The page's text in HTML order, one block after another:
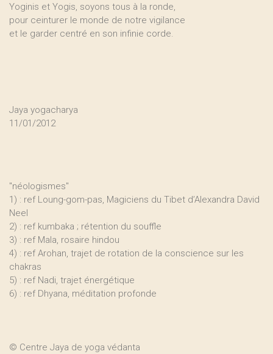
Yoginis et Yogis, soyons tous à la ronde,
pour ceinturer le monde de notre vigilance
et le garder centré en son infinie corde.
Jaya yogacharya
11/01/2012
"néologismes"
1) : ref Loung-gom-pas, Magiciens du Tibet d’Alexandra David
Neel
2) : ref kumbaka ; rétention du souffle
3) : ref Mala, rosaire hindou
4) : ref Arohan, trajet de rotation de la conscience sur les
chakras
5) : ref Nadi, trajet énergétique
6) : ref Dhyana, méditation profonde
© Centre Jaya de yoga védanta